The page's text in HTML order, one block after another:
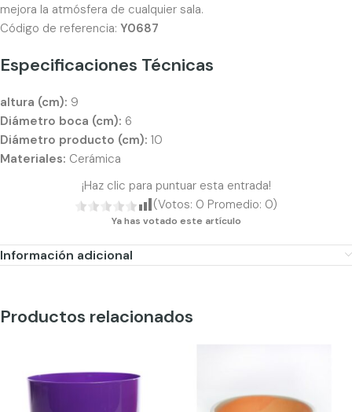
mejora la atmósfera de cualquier sala.
Código de referencia: Y0687
Especificaciones Técnicas
altura (cm): 9
Diámetro boca (cm): 6
Diámetro producto (cm): 10
Materiales: Cerámica
¡Haz clic para puntuar esta entrada!
(Votos: 0 Promedio: 0)
Ya has votado este artículo
Información adicional
Productos relacionados